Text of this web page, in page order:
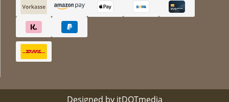
Designed by itDOTmedia